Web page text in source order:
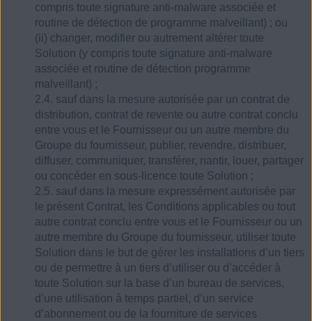
compris toute signature anti-malware associée et
routine de détection de programme malveillant) ; ou
(ii) changer, modifier ou autrement altérer toute
Solution (y compris toute signature anti-malware
associée et routine de détection programme
malveillant) ;
2.4. sauf dans la mesure autorisée par un contrat de
distribution, contrat de revente ou autre contrat conclu
entre vous et le Fournisseur ou un autre membre du
Groupe du fournisseur, publier, revendre, distribuer,
diffuser, communiquer, transférer, nantir, louer, partager
ou concéder en sous-licence toute Solution ;
2.5. sauf dans la mesure expressément autorisée par
le présent Contrat, les Conditions applicables ou tout
autre contrat conclu entre vous et le Fournisseur ou un
autre membre du Groupe du fournisseur, utiliser toute
Solution dans le but de gérer les installations d’un tiers
ou de permettre à un tiers d’utiliser ou d’accéder à
toute Solution sur la base d’un bureau de services,
d’une utilisation à temps partiel, d’un service
d’abonnement ou de la fourniture de services